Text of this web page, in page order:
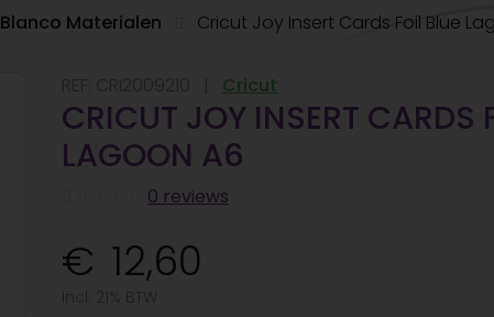
Blanco Materialen Cricut Joy Insert Cards Foil Blue
Cricut
CRICUT JOY INSERT CARDS
LAGOON A6
0 reviews
12,60